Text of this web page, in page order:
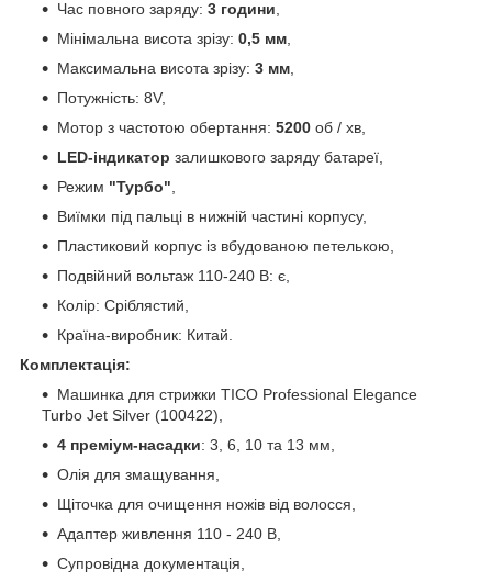
Час повного заряду: 3 години
Мінімальна висота зрізу: 0,5 мм
Максимальна висота зрізу: 3 мм
Потужність: 8V,
Мотор з частотою обертання: 5200 об / хв,
LED-індикатор залишкового заряду батареї,
Режим "Турбо"
Виїмки під пальці в нижній частині корпусу,
Пластиковий корпус із вбудованою петелькою,
Подвійний вольтаж 110-240 В: є,
Колір: Сріблястий,
Країна-виробник: Китай.
Комплектація:
Машинка для стрижки TICO Professional Elegance
Turbo Jet Silver (100422),
4 преміум-насадки: 3, 6, 10 та 13 мм,
Олія для змащування,
Щіточка для очищення ножів від волосся,
Адаптер живлення 110 - 240 В,
Супровідна документація,